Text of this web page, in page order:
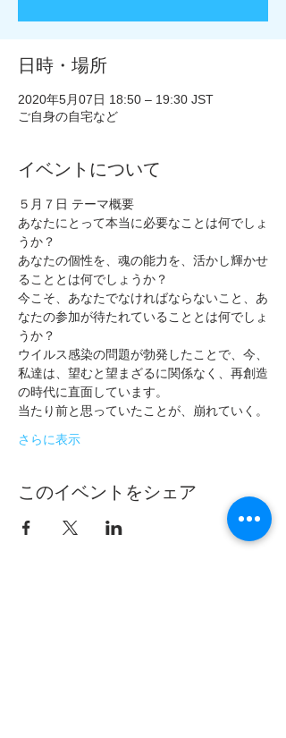
日時・場所
2020年5月07日 18:50 – 19:30 JST
ご自身の自宅など
イベントについて
５月７日 テーマ概要
あなたにとって本当に必要なことは何でしょ
うか？
あなたの個性を、魂の能力を、活かし輝かせ
ることとは何でしょうか？
今こそ、あなたでなければならないこと、あ
なたの参加が待たれていることとは何でしょ
うか？
ウイルス感染の問題が勃発したことで、今、
私達は、望むと望まざるに関係なく、再創造
の時代に直面しています。
当たり前と思っていたことが、崩れていく。
さらに表示
このイベントをシェア